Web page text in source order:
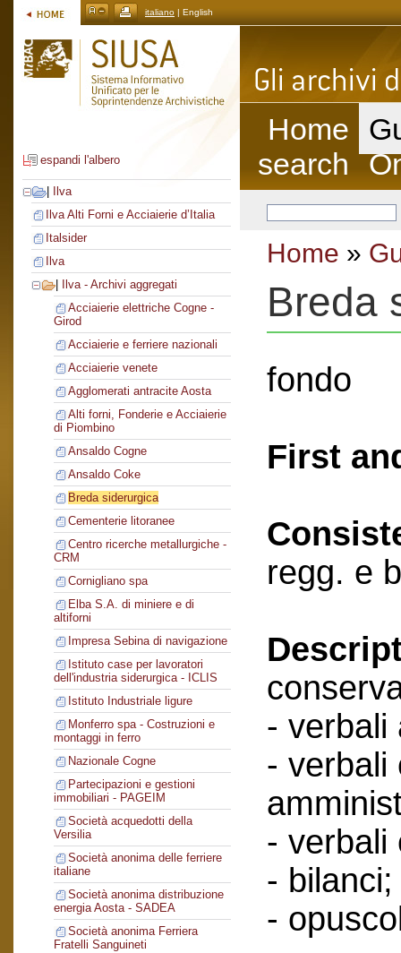
italiano | English
espandi l'albero
Ilva
Ilva Alti Forni e Acciaierie d’Italia
Italsider
Ilva
Ilva - Archivi aggregati
Acciaierie elettriche Cogne -
Girod
Acciaierie e ferriere nazionali
Acciaierie venete
Agglomerati antracite Aosta
Alti forni, Fonderie e Acciaierie
di Piombino
Ansaldo Cogne
Ansaldo Coke
Breda siderurgica
Cementerie litoranee
Centro ricerche metallurgiche -
CRM
Cornigliano spa
Elba S.A. di miniere e di
altiforni
Impresa Sebina di navigazione
Istituto case per lavoratori
dell'industria siderurgica - ICLIS
Istituto Industriale ligure
Monferro spa - Costruzioni e
montaggi in ferro
Nazionale Cogne
Partecipazioni e gestioni
immobiliari - PAGEIM
Società acquedotti della
Versilia
Società anonima delle ferriere
italiane
Società anonima distribuzione
energia Aosta - SADEA
Società anonima Ferriera
Fratelli Sanguineti
Home
search
Home »
Breda
fondo
First
regg. e
- verbali
- verbali
- verbali
- bilanci;
-